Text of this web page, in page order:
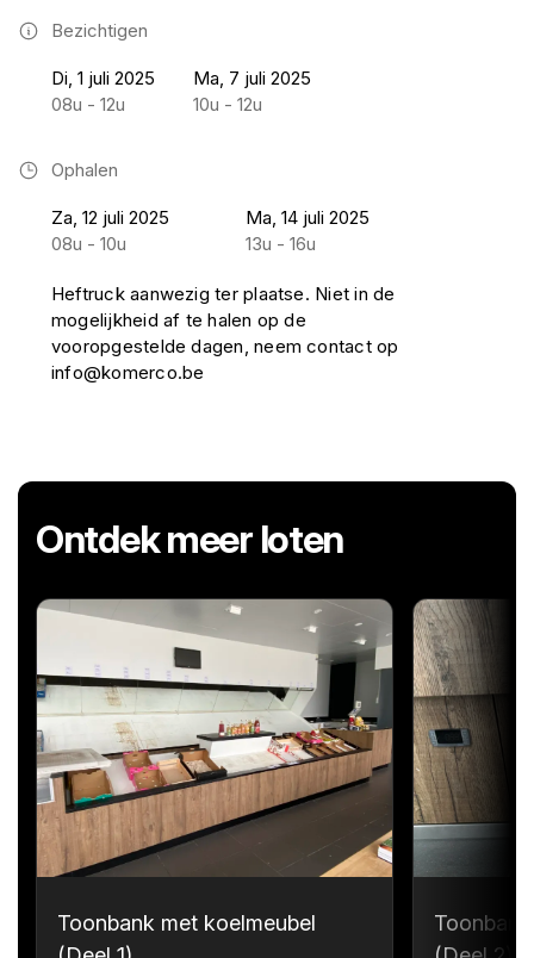
Bezichtigen
Di, 1 juli 2025
08u - 12u
Ma, 7 juli 2025
10u - 12u
Ophalen
Za, 12 juli 2025
08u - 10u
Ma, 14 juli 2025
13u - 16u
Heftruck aanwezig ter plaatse. Niet in de
mogelijkheid af te halen op de
vooropgestelde dagen, neem contact op
info@komerco.be
Ontdek meer loten
Toonbank met koelmeubel